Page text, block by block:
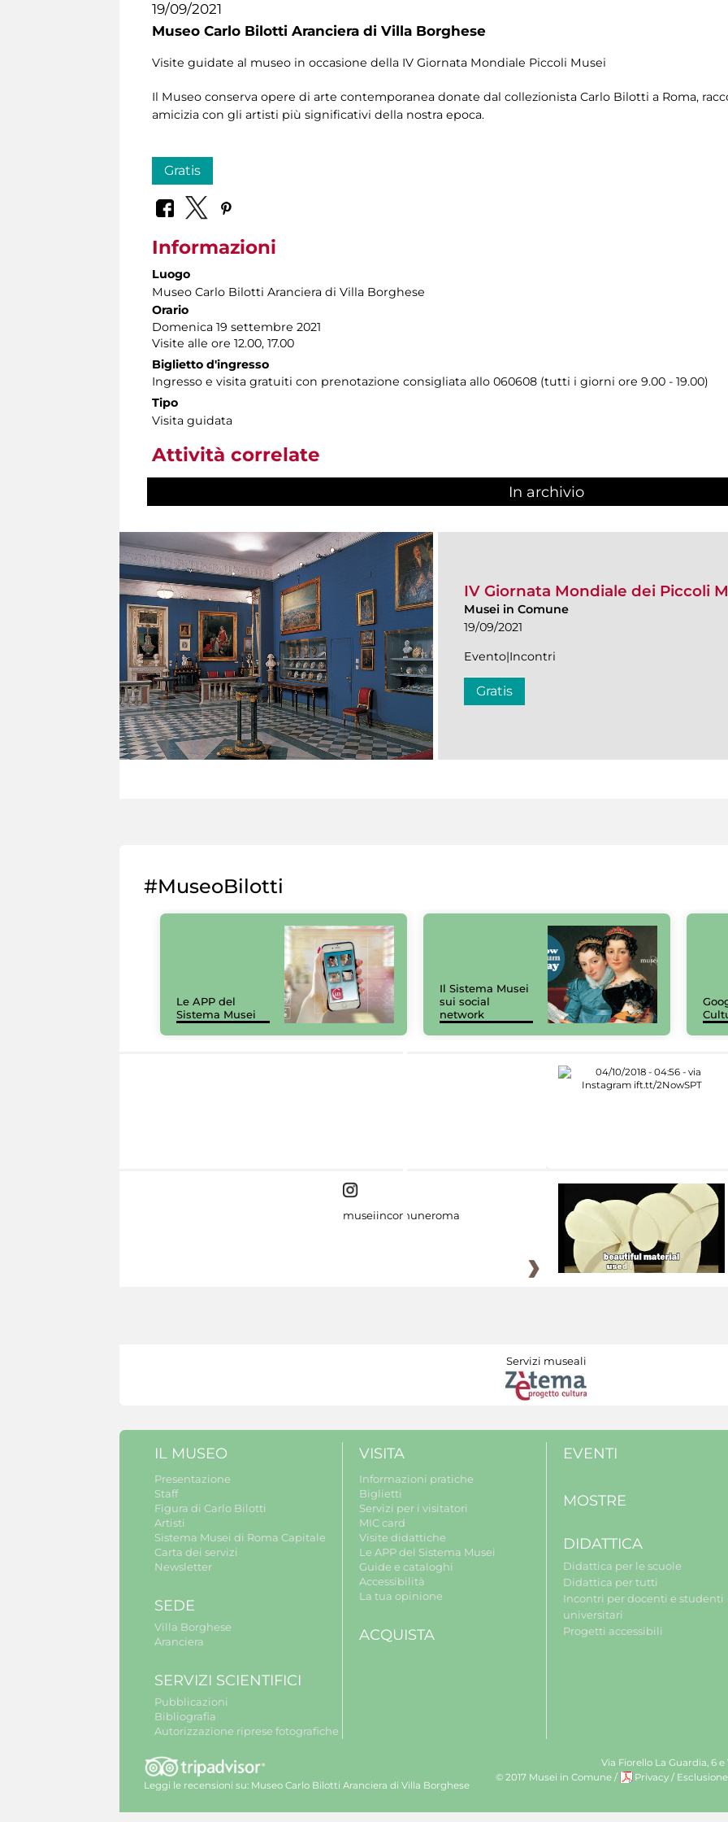
19/09/2021
Museo Carlo Bilotti Aranciera di Villa Borghese
Visite guidate al museo in occasione della IV Giornata Mondiale Piccoli Musei
Il Museo conserva opere di arte contemporanea donate dal collezionista Carlo Bilotti a Roma,
amicizia con gli artisti più significativi della nostra epoca.
Gratis
Informazioni
Luogo
Museo Carlo Bilotti Aranciera di Villa Borghese
Orario
Domenica 19 settembre 2021
Visite alle ore 12.00, 17.00
Biglietto d'ingresso
Ingresso e visita gratuiti con prenotazione consigliata allo 060608 (tutti i giorni ore 9.00 - 19.00)
Tipo
Visita guidata
Attività correlate
In archivio
IV Giornata Mondiale dei Piccoli
Musei in Comune
19/09/2021
Evento|Incontri
Gratis
#MuseoBilotti
Le APP del
Sistema Musei
Il Sistema Musei
sui social
network
museiincomuneroma
Servizi museali
IL MUSEO
Presentazione
Staff
Figura di Carlo Bilotti
Artisti
Sistema Musei di Roma Capitale
Carta dei servizi
Newsletter
SEDE
Villa Borghese
Aranciera
SERVIZI SCIENTIFICI
Pubblicazioni
Bibliografia
Autorizzazione riprese fotografiche
VISITA
Informazioni pratiche
Biglietti
Servizi per i visitatori
MIC card
Visite didattiche
Le APP del Sistema Musei
Guide e cataloghi
Accessibilità
La tua opinione
ACQUISTA
EVENTI
MOSTRE
DIDATTICA
Didattica per le scuole
Didattica per tutti
Incontri per docenti e studenti
universitari
Progetti accessibili
Leggi le recensioni su: Museo Carlo Bilotti Aranciera di Villa Borghese
Via Fiorello La Guardia, 6 e
© 2017 Musei in Comune / Privacy /